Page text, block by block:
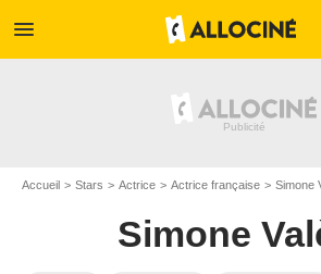
menu
Accueil Stars Actrice Actrice française Simone
Simone